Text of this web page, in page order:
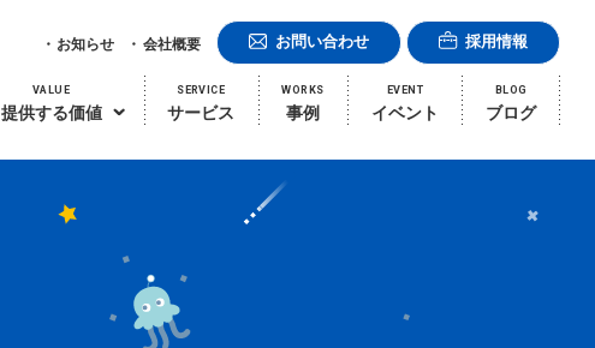
VALUE
提供する価値
SERVICE
サービス
WORKS
事例
EVENT
イベント
BLOG
ブログ
お知らせ 会社概要 お問い合わせ 採用情報